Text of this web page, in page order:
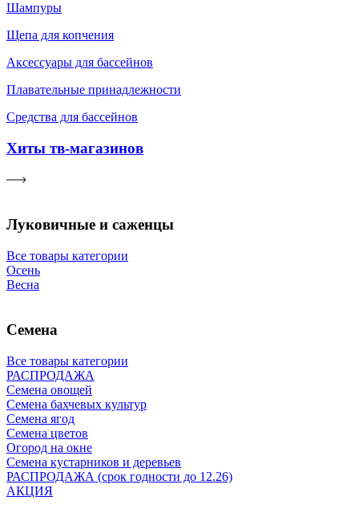
Шампуры
Щепа для копчения
Аксессуары для бассейнов
Плавательные принадлежности
Средства для бассейнов
Хиты тв-магазинов
Луковичные и саженцы
Все товары категории
Осень
Весна
Семена
Все товары категории
РАСПРОДАЖА
Семена овощей
Семена бахчевых культур
Семена ягод
Семена цветов
Огород на окне
Семена кустарников и деревьев
РАСПРОДАЖА (срок годности до 12.26)
АКЦИЯ